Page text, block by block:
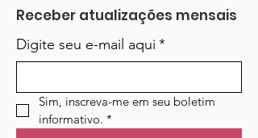
Receber atualizações mensais
Digite seu e-mail aqui *
Sim, inscreva-me em seu boletim
informativo. *